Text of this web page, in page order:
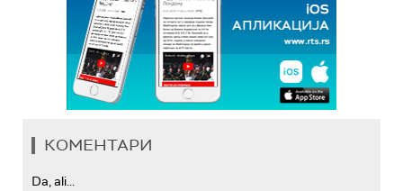
КОМЕНТАРИ
Da, ali...